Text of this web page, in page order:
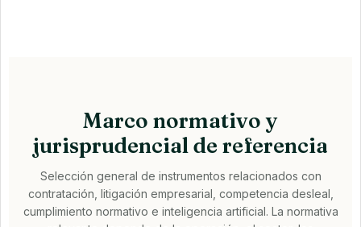
Marco normativo y
jurisprudencial de referencia
Selección general de instrumentos relacionados con
contratación, litigación empresarial, competencia desleal,
cumplimiento normativo e inteligencia artificial. La normativa